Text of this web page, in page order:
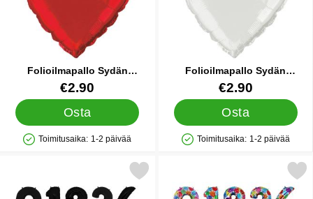
Folioilmapallo Sydän
Punainen
Tuote.nro 5752€2.90
Osta
Saatavuus: Varastossa
Toimitusaika: 1-2 päivää
Folioilmapallo Sydän
Valkoinen
Tuote.nro 5754€2.90
Osta
Saatavuus: Varastossa
Toimitusaika: 1-2 päivää
Merkitse numeroilmapallo Musta suosikiksi
Merkitse